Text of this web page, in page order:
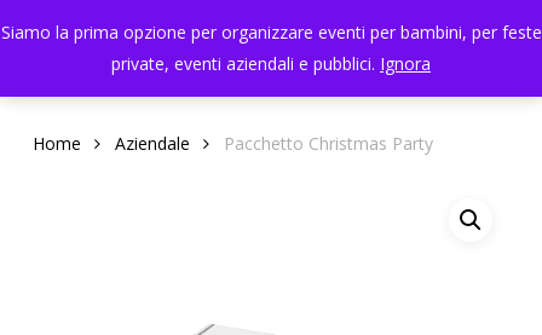
Siamo la prima opzione per organizzare eventi per bambini, per feste
private, eventi aziendali e pubblici. Ignora
to
Menu
Home Aziendale Pacchetto Christmas Party
Menu